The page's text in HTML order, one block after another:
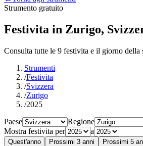
Strumento gratuito
Festivita in Zurigo,
Consulta tutte le 9 festivita e il giorno della
Strumenti
/Festivita
/Svizzera
/Zurigo
/2025
Paese
Regione
Mostra festivita per
a
Quest'anno Prossimi 3 anni Prossimi 5